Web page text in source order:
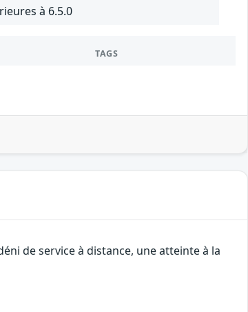
à 6.5.0
TAGS
de service à distance, une atteinte à la